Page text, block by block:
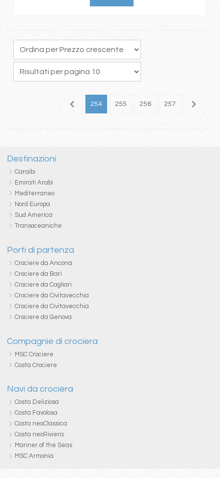
253 254 255 256 257 258
Destinazioni
Caraibi
Emirati Arabi
Mediterraneo
Nord Europa
Sud America
Transoceaniche
Porti di partenza
Crociere da Ancona
Crociere da Bari
Crociere da Cagliari
Crociere da Civitavecchia
Crociere da Civitavecchia
Crociere da Genova
Compagnie di crociera
MSC Crociere
Costa Crociere
Navi da crociera
Costa Deliziosa
Costa Favolosa
Costa neoClassica
Costa neoRiviera
Mariner of the Seas
MSC Armonia